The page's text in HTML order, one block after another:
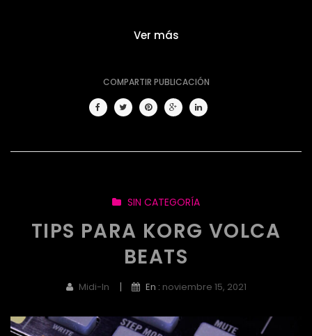
Ver más
COMPARTIR PUBLICACIÓN
SIN CATEGORÍA
TIPS PARA KORG VOLCA
BEATS
Midi-In | En : noviembre 15, 2021